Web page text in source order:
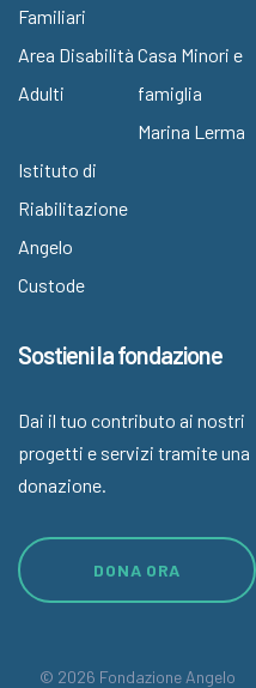
Familiari
Area Disabilità
Adulti
Casa Minori e
famiglia
Marina Lerma
Istituto di
Riabilitazione
Angelo
Custode
Sostieni la fondazione
Dai il tuo contributo ai nostri
progetti e servizi tramite una
donazione.
DONA ORA
© 2026 Fondazione Angelo